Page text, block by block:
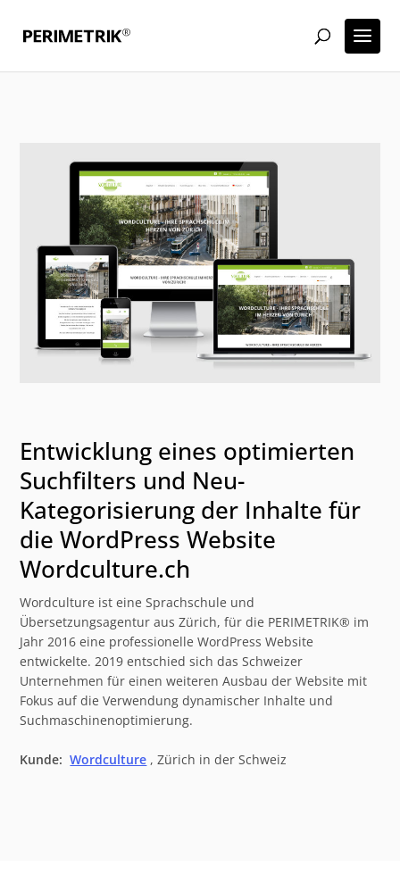
Entwicklung eines optimierten
Suchfilters und Neu-
Kategorisierung der Inhalte für
die WordPress Website
Wordculture.ch
Wordculture ist eine Sprachschule und
Übersetzungsagentur aus Zürich, für die PERIMETRIK® im
Jahr 2016 eine professionelle WordPress Website
entwickelte. 2019 entschied sich das Schweizer
Unternehmen für einen weiteren Ausbau der Website mit
Fokus auf die Verwendung dynamischer Inhalte und
Suchmaschinenoptimierung.
Kunde: Wordculture , Zürich in der Schweiz